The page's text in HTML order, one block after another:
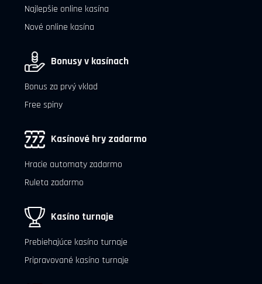
Najlepšie online kasína
Nové online kasína
Bonusy v kasínach
Bonus za prvý vklad
Free spiny
Kasínové hry zadarmo
Hracie automaty zadarmo
Ruleta zadarmo
Kasíno turnaje
Prebiehajúce kasíno turnaje
Pripravované kasíno turnaje